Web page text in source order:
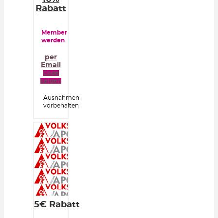
Rabatt
Member
werden
per
Email
Code
zeigen
Ausnahmen
vorbehalten
5€ Rabatt